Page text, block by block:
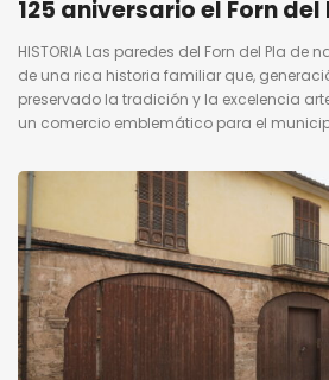
125 aniversario el Forn del
HISTORIA Las paredes del Forn del Pla de
de una rica historia familiar que,
preservado la tradición y la excelencia
un comercio emblemático para el